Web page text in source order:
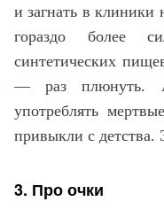
и загнать в клиники
гораздо более
синтетических
— раз плюнуть. А
употреблять
привыкли с детства.
3. Про очки